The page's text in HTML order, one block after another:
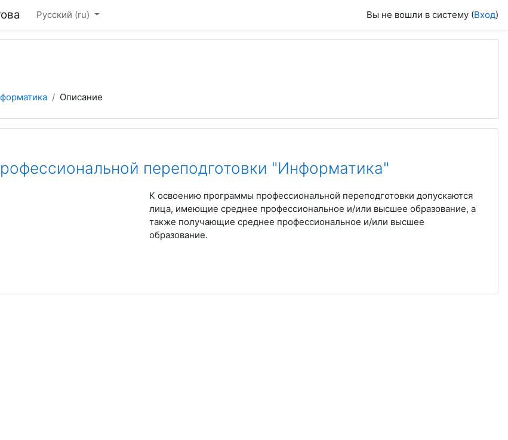
Русский ‎(ru)‎ Вы не вошли в систему (Вход)
Описание
переподготовки "Информатика"
К освоению программы профессиональной переподготовки допускаются
лица, имеющие среднее профессиональное и/или высшее образование, а
также получающие среднее профессиональное и/или высшее
образование.